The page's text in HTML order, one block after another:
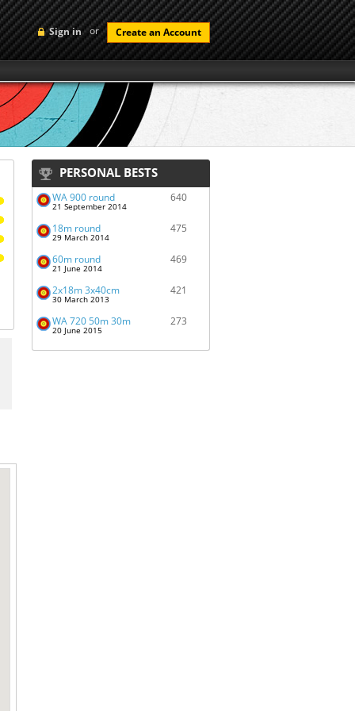
Sign in or Create an Account
PERSONAL BESTS
WA 900 round
21 September 2014
640
18m round
29 March 2014
475
60m round
21 June 2014
469
2x18m 3x40cm
30 March 2013
421
WA 720 50m 30m
20 June 2015
273